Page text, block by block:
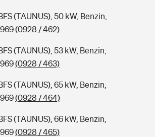
(TAUNUS), 50 kW, Benzin,
(0928 / 462)
(TAUNUS), 53 kW, Benzin,
(0928 / 463)
(TAUNUS), 65 kW, Benzin,
(0928 / 464)
(TAUNUS), 66 kW, Benzin,
(0928 / 465)